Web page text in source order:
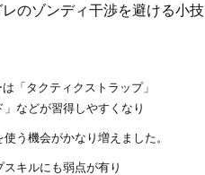
レのゾンディ干渉を避ける小技
「タクティクストラップ」
などが習得しやすくなり
う機会がかなり増えました。
キルにも弱点が有り